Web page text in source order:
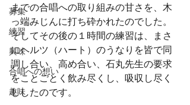
募集
練習
興味
合唱への想い
趣味
までの合唱への取り組みの甘さを、木
っ端みじんに打ち砕かれたのでした。
そしてその後の１時間の練習は、まさ
にヘルツ（ハート）のうなりを皆で同
調し合い、高め合い、石丸先生の要求
をことごとく飲み尽くし、吸収し尽く
ししたのです。